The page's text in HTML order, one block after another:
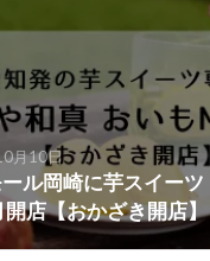
月10日
ル岡崎に芋スイーツ
店【おかざき開店】